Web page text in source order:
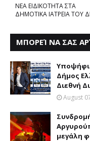
ΝΕΑ ΕΙΔΙΚΟΤΗΤΑ ΣΤΑ
ΔΗΜΟΤΙΚΑ ΙΑΤΡΕΙΑ ΤΟΥ
ΜΠΟΡΕΊ ΝΑ ΣΑΣ
Δήμος
Διεθνή
August
μεγάλη